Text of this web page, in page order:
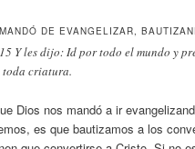
DE EVANGELIZAR,
Y les dijo: Id por todo el mundo y
toda criatura.
Dios nos mandó a ir
es que bautizamos a los